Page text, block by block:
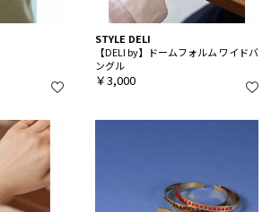
STYLE DELI
【DELI by】ドームフォルム ワイドバ
ングル
￥3,000